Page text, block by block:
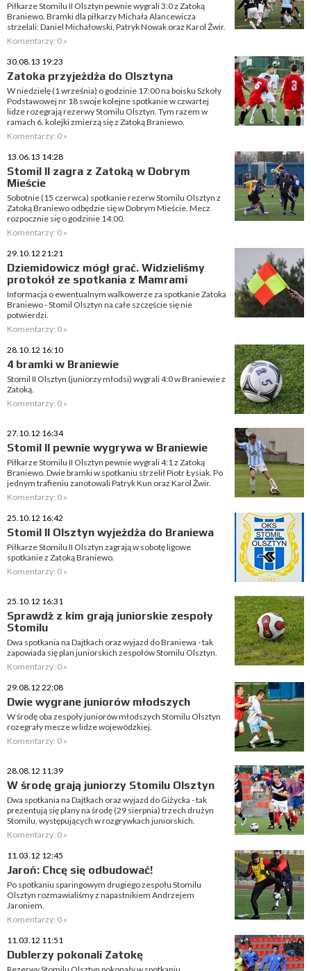
Piłkarze Stomilu II Olsztyn pewnie wygrali 3:0 z Zatoką
Braniewo. Bramki dla piłkarzy Michała Alancewicza
strzelali: Daniel Michałowski, Patryk Nowak oraz Karol Żwir.
Komentarzy: 0 »
30.08.13 19:23
Zatoka przyjeżdża do Olsztyna
W niedzielę (1 września) o godzinie 17:00 na boisku Szkoły
Podstawowej nr 18 swoje kolejne spotkanie w czwartej
lidze rozegrają rezerwy Stomilu Olsztyn. Tym razem w
ramach 6. kolejki zmierzą się z Zatoką Braniewo.
Komentarzy: 0 »
13.06.13 14:28
Stomil II zagra z Zatoką w Dobrym
Mieście
Sobotnie (15 czerwca) spotkanie rezerw Stomilu Olsztyn z
Zatoką Braniewo odbędzie się w Dobrym Mieście. Mecz
rozpocznie się o godzinie 14:00.
Komentarzy: 0 »
29.10.12 21:21
Dziemidowicz mógł grać. Widzieliśmy
protokół ze spotkania z Mamrami
Informacja o ewentualnym walkowerze za spotkanie Zatoka
Braniewo - Stomil Olsztyn na całe szczęście się nie
potwierdzi.
Komentarzy: 0 »
28.10.12 16:10
4 bramki w Braniewie
Stomil II Olsztyn (juniorzy młodsi) wygrali 4:0 w Braniewie z
Zatoką.
Komentarzy: 0 »
27.10.12 16:34
Stomil II pewnie wygrywa w Braniewie
Piłkarze Stomilu II Olsztyn pewnie wygrali 4:1 z Zatoką
Braniewo. Dwie bramki w spotkaniu strzelił Piotr Łysiak. Po
jednym trafieniu zanotowali Patryk Kun oraz Karol Żwir.
Komentarzy: 0 »
25.10.12 16:42
Stomil II Olsztyn wyjeżdża do Braniewa
Piłkarze Stomilu II Olsztyn zagrają w sobotę ligowe
spotkanie z Zatoką Braniewo.
Komentarzy: 0 »
25.10.12 16:31
Sprawdź z kim grają juniorskie zespoły
Stomilu
Dwa spotkania na Dajtkach oraz wyjazd do Braniewa - tak
zapowiada się plan juniorskich zespołów Stomilu Olsztyn.
Komentarzy: 0 »
29.08.12 22:08
Dwie wygrane juniorów młodszych
W środę oba zespoły juniorów młodszych Stomilu Olsztyn
rozegrały mecze w lidze wojewódzkiej.
Komentarzy: 0 »
28.08.12 11:39
W środę grają juniorzy Stomilu Olsztyn
Dwa spotkania na Dajtkach oraz wyjazd do Giżycka - tak
prezentują się plany na środę (29 sierpnia) trzech drużyn
Stomilu, występujących w rozgrywkach juniorskich.
Komentarzy: 0 »
11.03.12 12:45
Jaroń: Chcę się odbudować!
Po spotkaniu sparingowym drugiego zespołu Stomilu
Olsztyn rozmawialiśmy z napastnikiem Andrzejem
Jaroniem.
Komentarzy: 0 »
11.03.12 11:51
Dublerzy pokonali Zatokę